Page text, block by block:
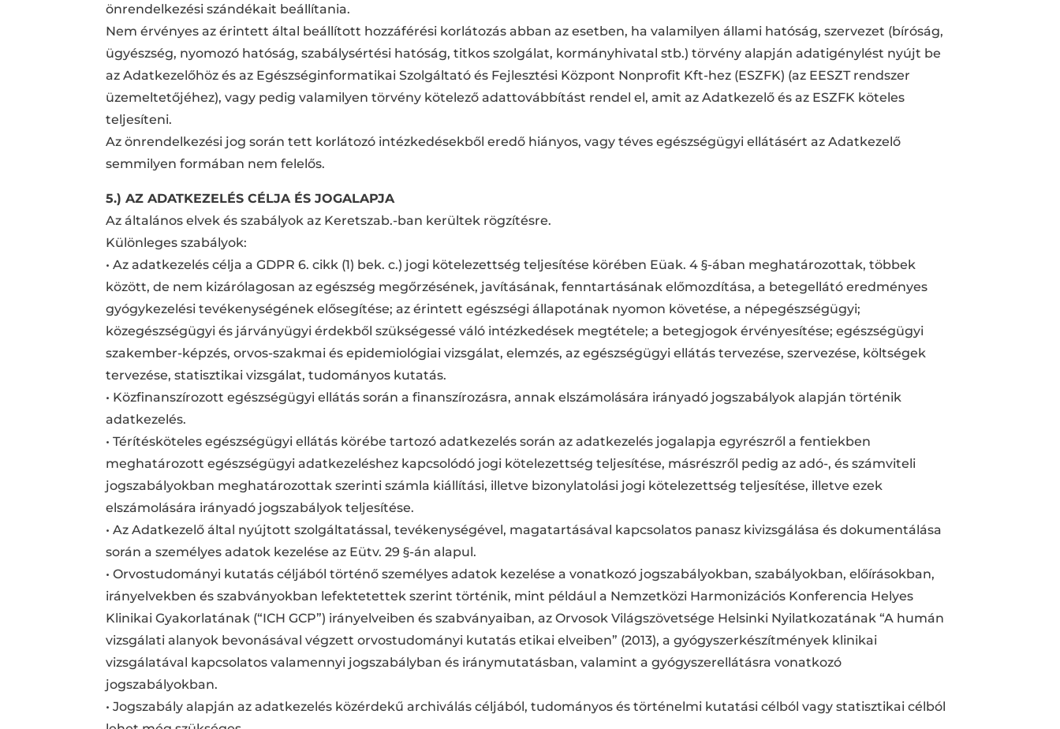
önrendelkezési szándékait beállítania.
Nem érvényes az érintett által beállított hozzáférési korlátozás abban az esetben, ha valamilyen állami hatóság, szervezet (bíróság,
ügyészség, nyomozó hatóság, szabálysértési hatóság, titkos szolgálat, kormányhivatal stb.) törvény alapján adatigénylést nyújt be
az Adatkezelőhöz és az Egészséginformatikai Szolgáltató és Fejlesztési Központ Nonprofit Kft-hez (ESZFK) (az EESZT rendszer
üzemeltetőjéhez), vagy pedig valamilyen törvény kötelező adattovábbítást rendel el, amit az Adatkezelő és az ESZFK köteles
teljesíteni.
Az önrendelkezési jog során tett korlátozó intézkedésekből eredő hiányos, vagy téves egészségügyi ellátásért az Adatkezelő
semmilyen formában nem felelős.
5.) AZ ADATKEZELÉS CÉLJA ÉS JOGALAPJA
Az általános elvek és szabályok az Keretszab.-ban kerültek rögzítésre.
Különleges szabályok:
• Az adatkezelés célja a GDPR 6. cikk (1) bek. c.) jogi kötelezettség teljesítése körében Eüak. 4 §-ában meghatározottak, többek
között, de nem kizárólagosan az egészség megőrzésének, javításának, fenntartásának előmozdítása, a betegellátó eredményes
gyógykezelési tevékenységének elősegítése; az érintett egészségi állapotának nyomon követése, a népegészségügyi;
közegészségügyi és járványügyi érdekből szükségessé váló intézkedések megtétele; a betegjogok érvényesítése; egészségügyi
szakember-képzés, orvos-szakmai és epidemiológiai vizsgálat, elemzés, az egészségügyi ellátás tervezése, szervezése, költségek
tervezése, statisztikai vizsgálat, tudományos kutatás.
• Közfinanszírozott egészségügyi ellátás során a finanszírozásra, annak elszámolására irányadó jogszabályok alapján történik
adatkezelés.
• Térítésköteles egészségügyi ellátás körébe tartozó adatkezelés során az adatkezelés jogalapja egyrészről a fentiekben
meghatározott egészségügyi adatkezeléshez kapcsolódó jogi kötelezettség teljesítése, másrészről pedig az adó-, és számviteli
jogszabályokban meghatározottak szerinti számla kiállítási, illetve bizonylatolási jogi kötelezettség teljesítése, illetve ezek
elszámolására irányadó jogszabályok teljesítése.
• Az Adatkezelő által nyújtott szolgáltatással, tevékenységével, magatartásával kapcsolatos panasz kivizsgálása és dokumentálása
során a személyes adatok kezelése az Eütv. 29 §-án alapul.
• Orvostudományi kutatás céljából történő személyes adatok kezelése a vonatkozó jogszabályokban, szabályokban, előírásokban,
irányelvekben és szabványokban lefektetettek szerint történik, mint például a Nemzetközi Harmonizációs Konferencia Helyes
Klinikai Gyakorlatának (“ICH GCP”) irányelveiben és szabványaiban, az Orvosok Világszövetsége Helsinki Nyilatkozatának “A humán
vizsgálati alanyok bevonásával végzett orvostudományi kutatás etikai elveiben” (2013), a gyógyszerkészítmények klinikai
vizsgálatával kapcsolatos valamennyi jogszabályban és iránymutatásban, valamint a gyógyszerellátásra vonatkozó
jogszabályokban.
• Jogszabály alapján az adatkezelés közérdekű archiválás céljából, tudományos és történelmi kutatási célból vagy statisztikai célból